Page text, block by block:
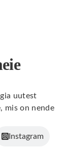
uutest
mis on nende
Instagram